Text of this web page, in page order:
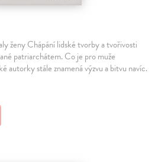
ženy Chápání lidské tvorby a tvořivosti
patriarchátem. Co je pro muže
autorky stále znamená výzvu a bitvu navíc.